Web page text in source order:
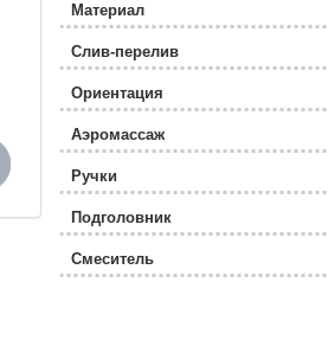
Материал
Слив-перелив
Ориентация
Аэромассаж
Ручки
Подголовник
Смеситель